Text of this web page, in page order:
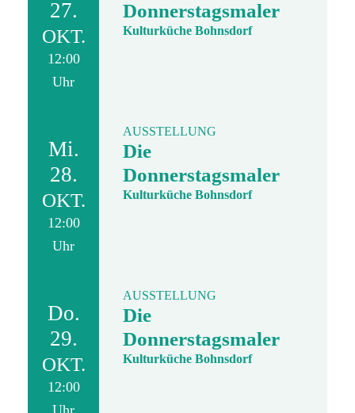
27.
OKT.
12:00
Uhr
Donnerstagsmaler
Kulturküche Bohnsdorf
Mi.
28.
OKT.
12:00
Uhr
AUSSTELLUNG
Die
Donnerstagsmaler
Kulturküche Bohnsdorf
Do.
29.
OKT.
12:00
Uhr
AUSSTELLUNG
Die
Donnerstagsmaler
Kulturküche Bohnsdorf